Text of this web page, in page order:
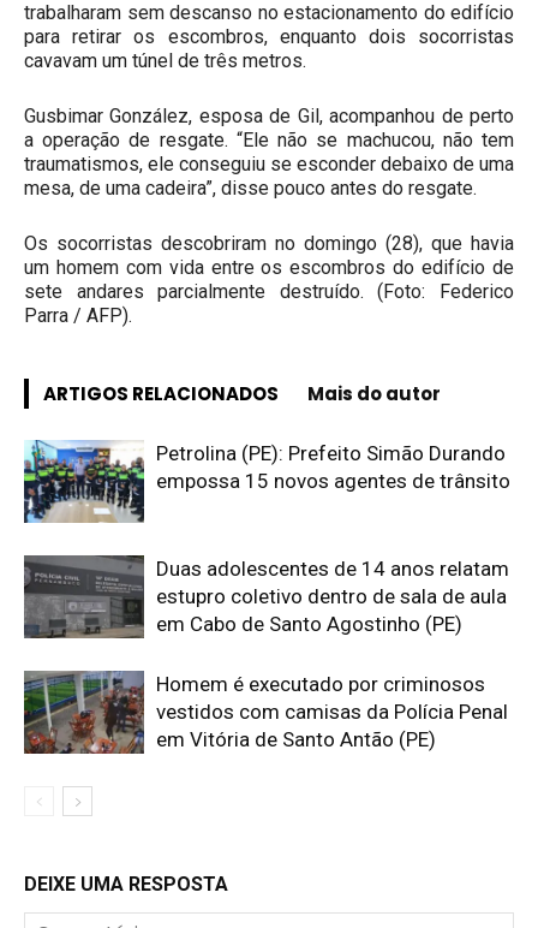
trabalharam sem descanso no estacionamento do edifício
para retirar os escombros, enquanto dois socorristas
cavavam um túnel de três metros.
Gusbimar González, esposa de Gil, acompanhou de perto
a operação de resgate. “Ele não se machucou, não tem
traumatismos, ele conseguiu se esconder debaixo de uma
mesa, de uma cadeira”, disse pouco antes do resgate.
Os socorristas descobriram no domingo (28), que havia
um homem com vida entre os escombros do edifício de
sete andares parcialmente destruído. (Foto: Federico
Parra / AFP).
ARTIGOS RELACIONADOS Mais do autor
Petrolina (PE): Prefeito Simão Durando
empossa 15 novos agentes de trânsito
Duas adolescentes de 14 anos relatam
estupro coletivo dentro de sala de aula
em Cabo de Santo Agostinho (PE)
Homem é executado por criminosos
vestidos com camisas da Polícia Penal
em Vitória de Santo Antão (PE)
DEIXE UMA RESPOSTA